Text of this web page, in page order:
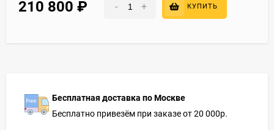
210 800 - + КУПИТЬ
Бесплатная доставка по Москве
Бесплатно привезём при заказе от 20 000р.